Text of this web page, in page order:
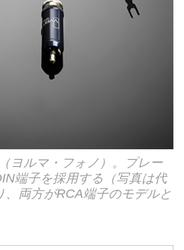
ヨルマ・フォノ）。プレー
端子を採用する（写真は代
両方がRCA端子のモデルと